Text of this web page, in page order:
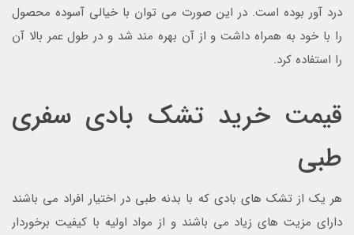
درد آور بوده است. در این صورت می توان با خیالی آسوده محصول
را با خود به همراه داشت و از آن بهره مند شد و در طول عمر بالا آن
را استفاده کرد.
قیمت خرید تشک بادی سفری
طبی
هر یک از تشک های بادی که با بدنه طبی در اختیار افراد می باشند
دارای مزیت های زیاد می باشند و از مواد اولیه با کیفیت برخوردار